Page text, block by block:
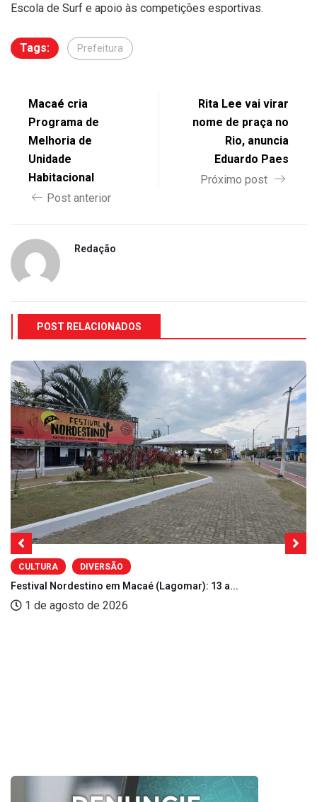
Escola de Surf e apoio às competições esportivas.
Tags: Prefeitura
Macaé cria
Programa de
Melhoria de
Unidade
Habitacional
Post anterior
Rita Lee vai virar
nome de praça no
Rio, anuncia
Eduardo Paes
Próximo post
Redação
POST RELACIONADOS
CULTURA DIVERSÃO
Festival Nordestino em Macaé (Lagomar): 13 a...
1 de agosto de 2026